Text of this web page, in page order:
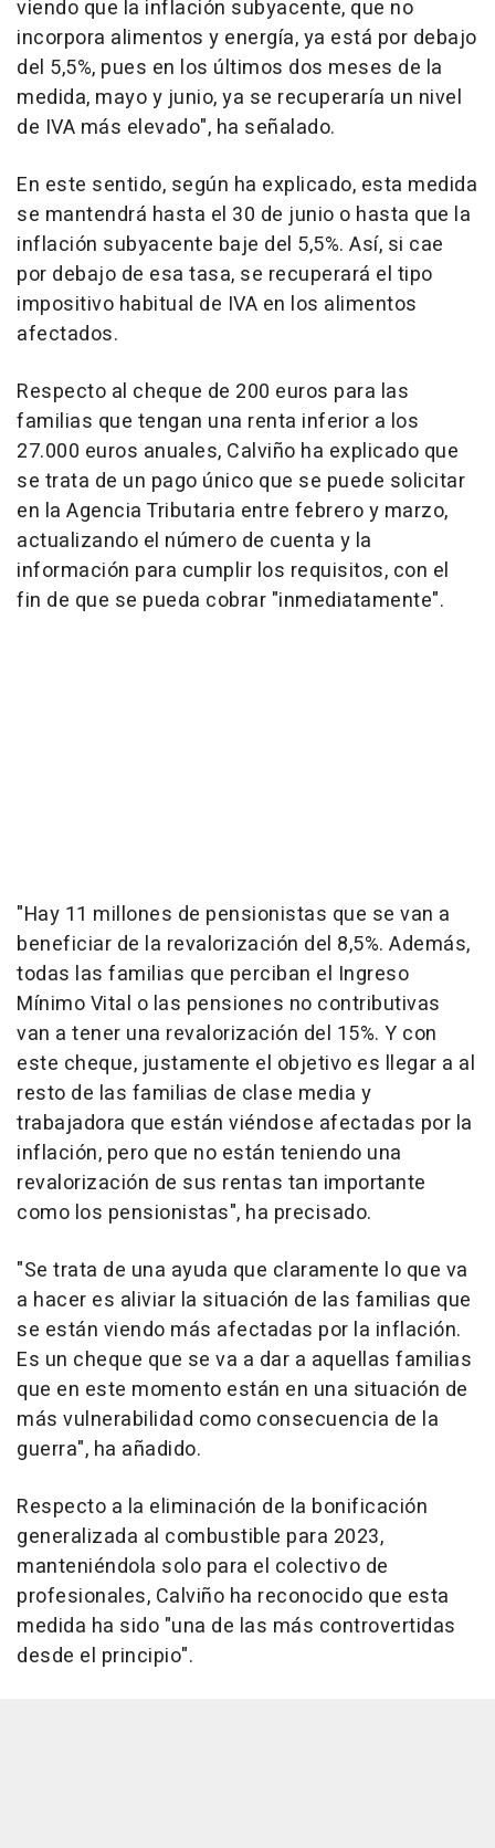
viendo que la inflación subyacente, que no
incorpora alimentos y energía, ya está por debajo
del 5,5%, pues en los últimos dos meses de la
medida, mayo y junio, ya se recuperaría un nivel
de IVA más elevado", ha señalado.
En este sentido, según ha explicado, esta medida
se mantendrá hasta el 30 de junio o hasta que la
inflación subyacente baje del 5,5%. Así, si cae
por debajo de esa tasa, se recuperará el tipo
impositivo habitual de IVA en los alimentos
afectados.
Respecto al cheque de 200 euros para las
familias que tengan una renta inferior a los
27.000 euros anuales, Calviño ha explicado que
se trata de un pago único que se puede solicitar
en la Agencia Tributaria entre febrero y marzo,
actualizando el número de cuenta y la
información para cumplir los requisitos, con el
fin de que se pueda cobrar "inmediatamente".
"Hay 11 millones de pensionistas que se van a
beneficiar de la revalorización del 8,5%. Además,
todas las familias que perciban el Ingreso
Mínimo Vital o las pensiones no contributivas
van a tener una revalorización del 15%. Y con
este cheque, justamente el objetivo es llegar a al
resto de las familias de clase media y
trabajadora que están viéndose afectadas por la
inflación, pero que no están teniendo una
revalorización de sus rentas tan importante
como los pensionistas", ha precisado.
"Se trata de una ayuda que claramente lo que va
a hacer es aliviar la situación de las familias que
se están viendo más afectadas por la inflación.
Es un cheque que se va a dar a aquellas familias
que en este momento están en una situación de
más vulnerabilidad como consecuencia de la
guerra", ha añadido.
Respecto a la eliminación de la bonificación
generalizada al combustible para 2023,
manteniéndola solo para el colectivo de
profesionales, Calviño ha reconocido que esta
medida ha sido "una de las más controvertidas
desde el principio".